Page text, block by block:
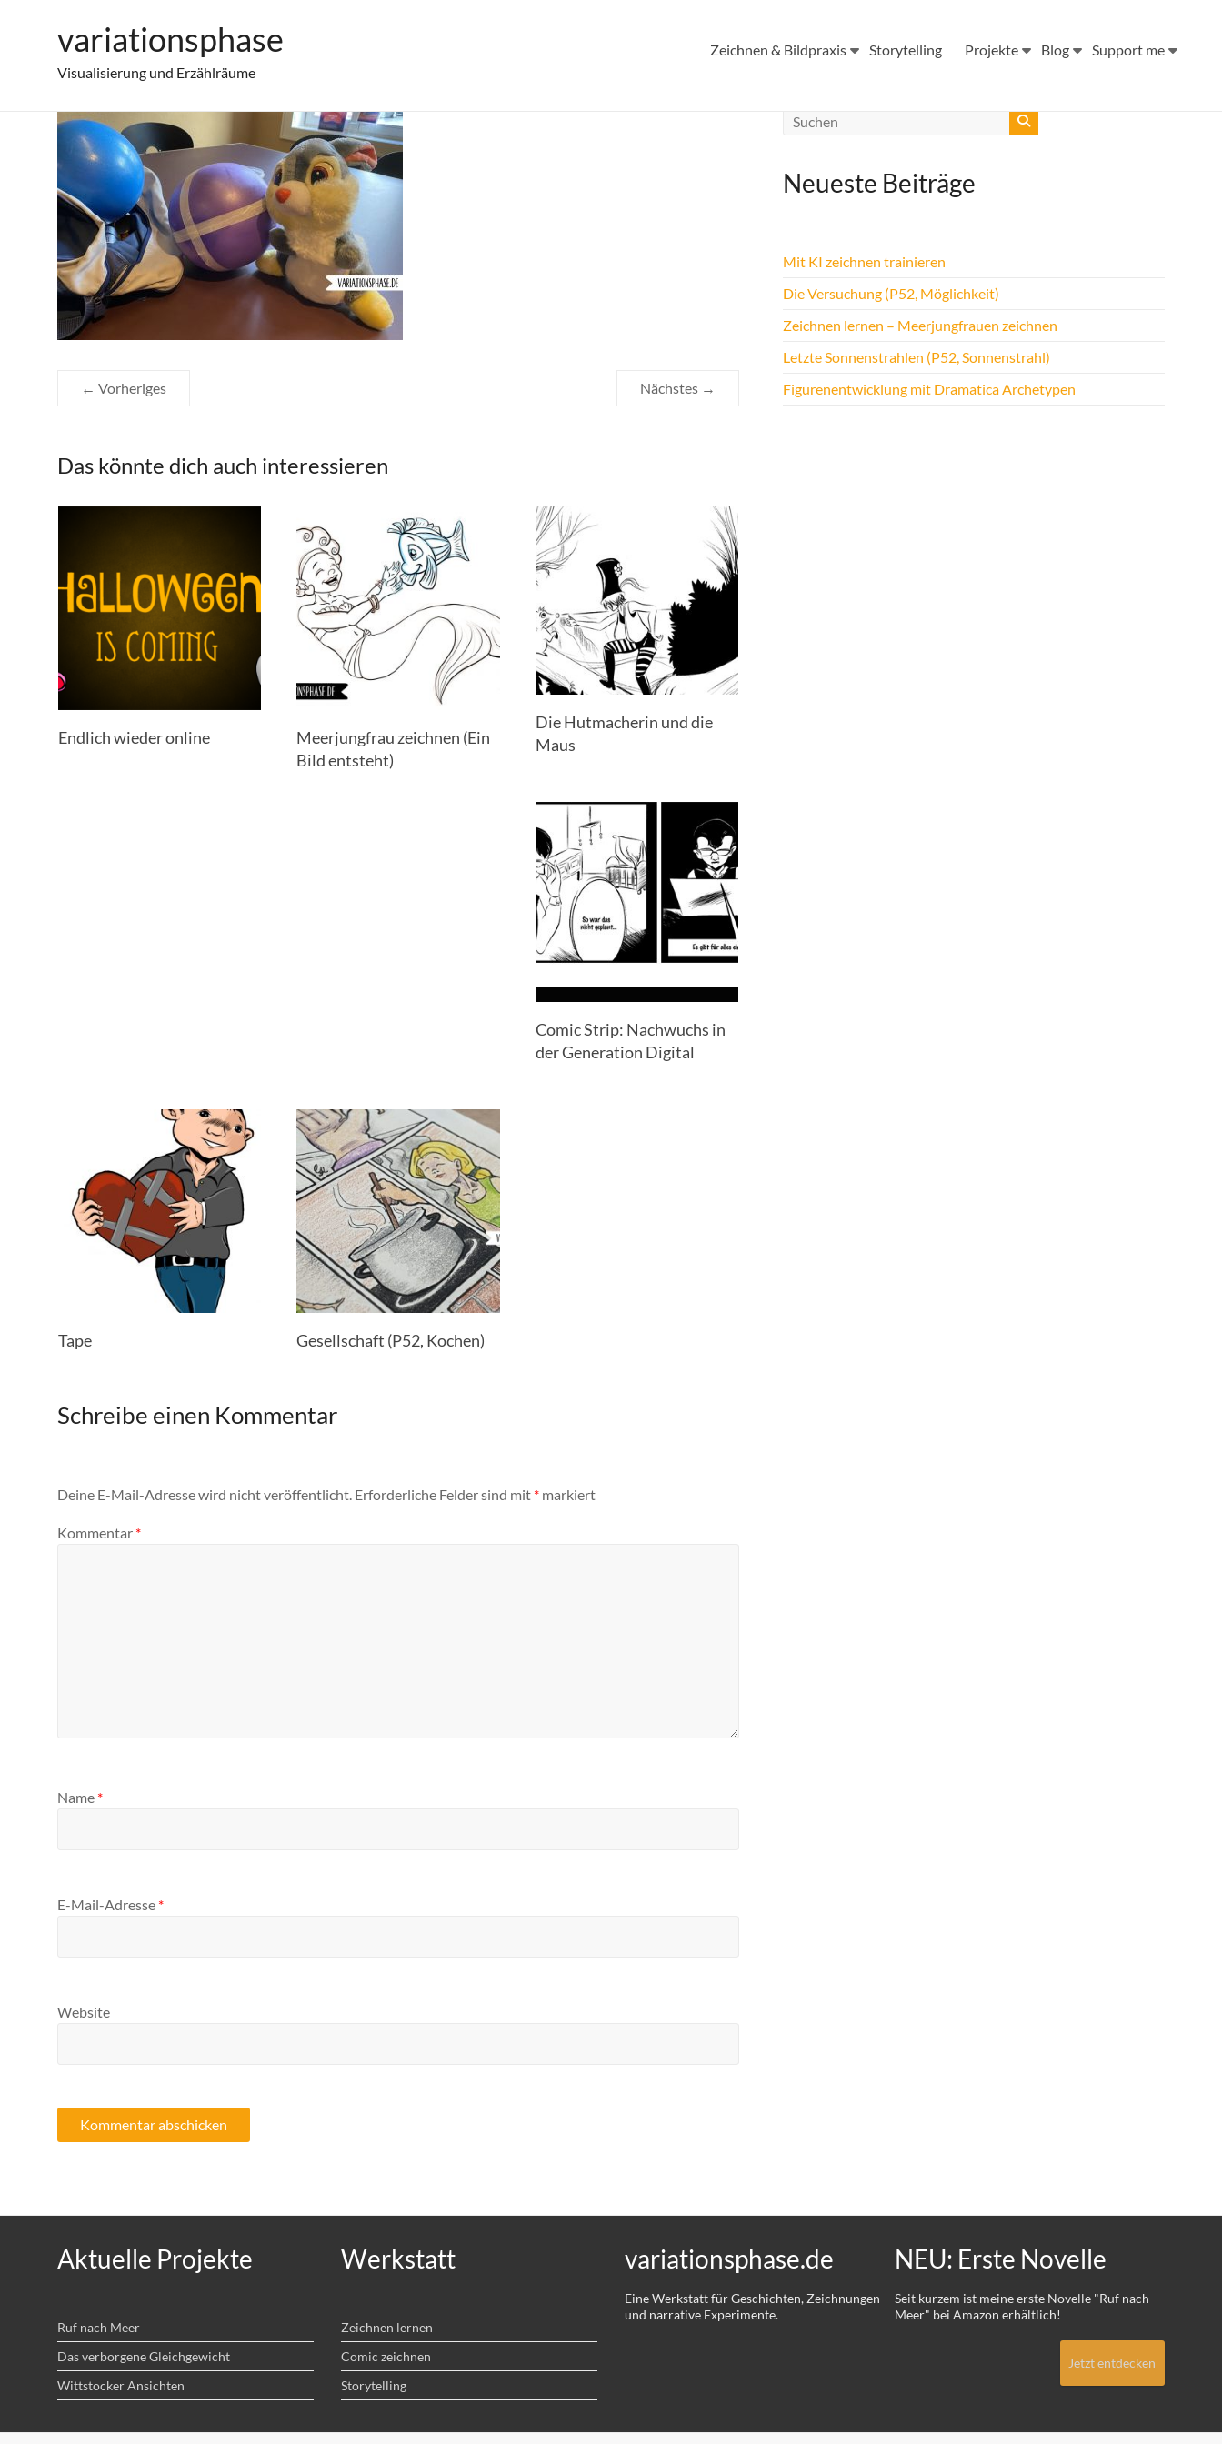
variationsphase
Visualisierung und Erzählräume
Zeichnen & Bildpraxis Storytelling Projekte Blog Support me
2026-03-31_workshop-zeichnen-material
← Vorheriges Nächstes →
Das könnte dich auch interessieren
Endlich wieder online
Meerjungfrau zeichnen (Ein
Bild entsteht)
Die Hutmacherin und die
Maus
Comic Strip: Nachwuchs in
der Generation Digital
Tape Gesellschaft (P52, Kochen)
Schreibe einen Kommentar
Deine E-Mail-Adresse wird nicht veröffentlicht. Erforderliche Felder sind mit * markiert
Kommentar *
Name *
E-Mail-Adresse *
Website
Neueste Beiträge
Mit KI zeichnen trainieren
Die Versuchung (P52, Möglichkeit)
Zeichnen lernen – Meerjungfrauen zeichnen
Letzte Sonnenstrahlen (P52, Sonnenstrahl)
Figurenentwicklung mit Dramatica Archetypen
Aktuelle Projekte
Ruf nach Meer
Das verborgene Gleichgewicht
Wittstocker Ansichten
Werkstatt
Zeichnen lernen
Comic zeichnen
Storytelling
variationsphase.de
Eine Werkstatt für Geschichten, Zeichnungen
und narrative Experimente.
NEU: Erste Novelle
Seit kurzem ist meine erste Novelle "Ruf nach
Meer" bei Amazon erhältlich!
Jetzt entdecken